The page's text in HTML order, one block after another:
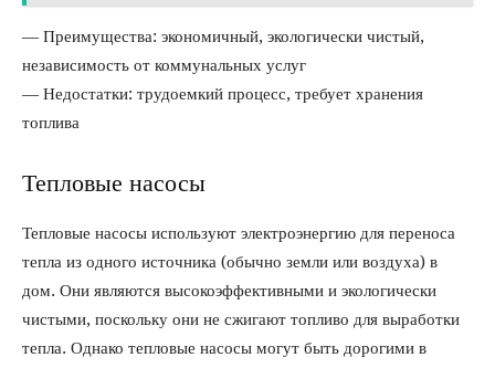
— Преимущества: экономичный, экологически чистый,
независимость от коммунальных услуг
— Недостатки: трудоемкий процесс, требует хранения
топлива
Тепловые насосы
Тепловые насосы используют электроэнергию для переноса
тепла из одного источника (обычно земли или воздуха) в
дом. Они являются высокоэффективными и экологически
чистыми, поскольку они не сжигают топливо для выработки
тепла. Однако тепловые насосы могут быть дорогими в